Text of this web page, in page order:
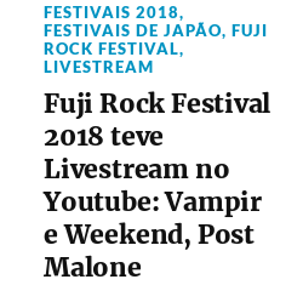
FESTIVAIS 2018,
FESTIVAIS DE JAPÃO,FUJI
ROCK FESTIVAL,
LIVESTREAM
Fuji Rock Festival
2018 teve
Livestream no
Youtube: Vampir
e Weekend, Post
Malone